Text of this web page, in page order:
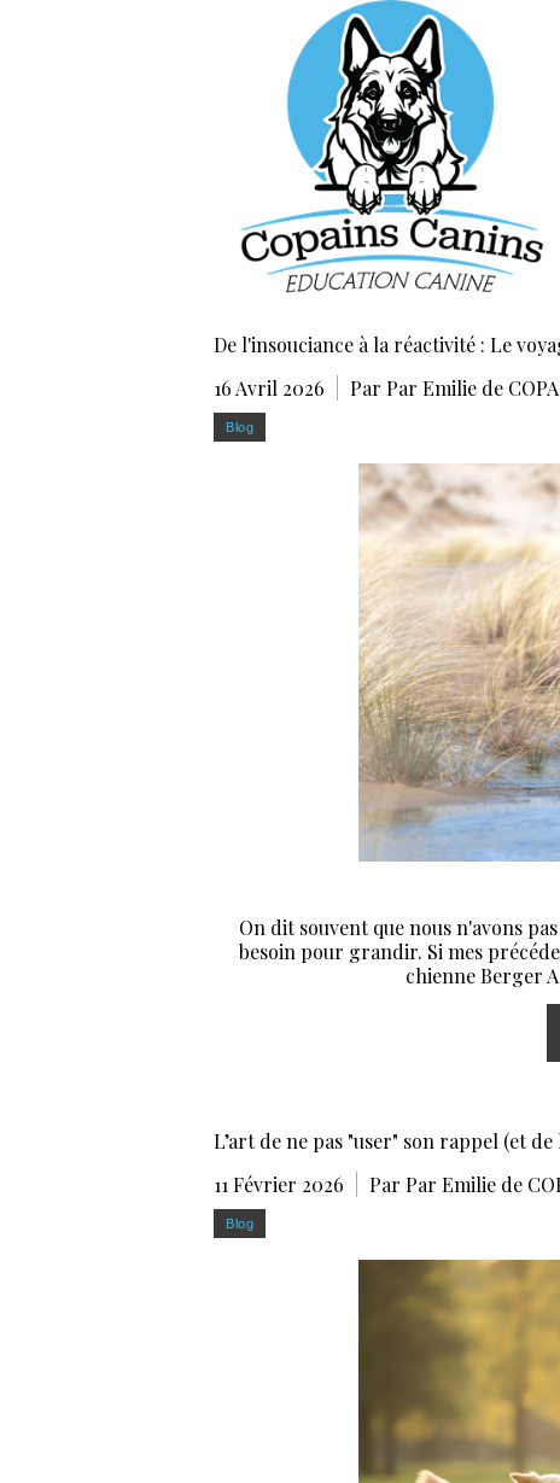
De l'insouciance à la réactivité : Le
16 Avril 2026
Par Par Emilie de
On dit souvent que nous n'avons
besoin pour grandir. Si mes
chienne Berger
L’art de ne pas "user" son rappel (et
11 Février 2026
Par Par Emilie de